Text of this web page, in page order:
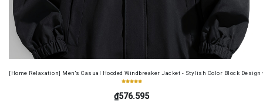
[Home Relaxation] Men's Casual Hooded Windbreaker Jacket - Stylish Color Block
₫576.595